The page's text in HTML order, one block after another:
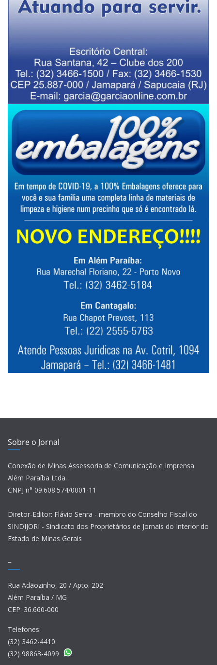
Sobre o Jornal
Conexão de Minas Assessoria de Comunicação e Imprensa
Além Paraíba Ltda.
CNPJ n° 09.608.574/0001-11
Diretor-Editor: Flávio Senra - membro do Conselho Fiscal do
SINDIJORI - Sindicato dos Proprietários de Jornais do Interior do
Estado de Minas Gerais
–
Rua Adãozinho, 20 / Apto. 202
Além Paraíba / MG
CEP: 36.660-000
Telefones:
(32) 3462-4410
(32) 98863-4099